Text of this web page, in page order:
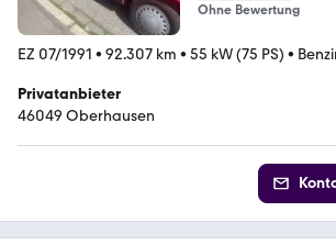
Ohne Bewertung
EZ 07/1991 • 92.307 km • 55 kW (75 PS) •
Privatanbieter
46049 Oberhausen